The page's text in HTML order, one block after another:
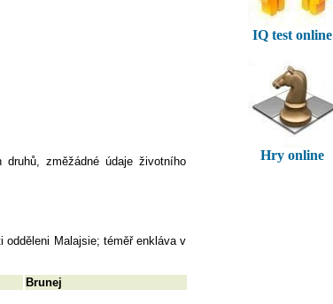
druhů, změžádné údaje životního
Malajsie; téměř enkláva v
Brunej
IQ test online
Hry online